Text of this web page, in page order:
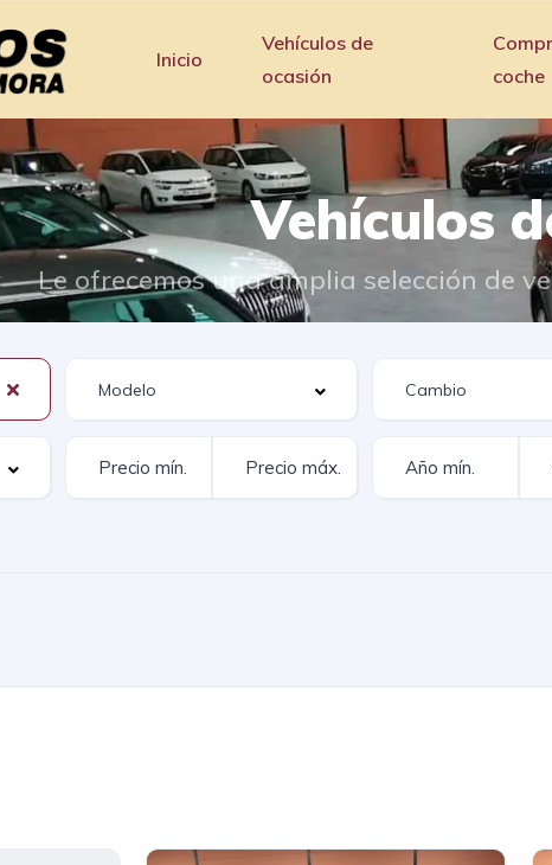
Inicio
Vehículos de
ocasión
coche
Vehículos
Le ofrecemos una amplia selección de